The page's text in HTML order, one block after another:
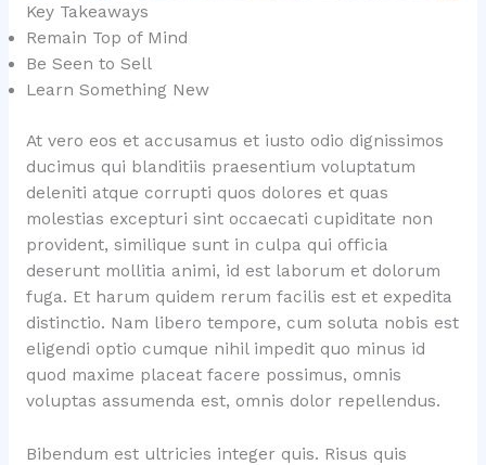
Key Takeaways
Remain Top of Mind
Be Seen to Sell
Learn Something New
At vero eos et accusamus et iusto odio dignissimos
ducimus qui blanditiis praesentium voluptatum
deleniti atque corrupti quos dolores et quas
molestias excepturi sint occaecati cupiditate non
provident, similique sunt in culpa qui officia
deserunt mollitia animi, id est laborum et dolorum
fuga. Et harum quidem rerum facilis est et expedita
distinctio. Nam libero tempore, cum soluta nobis est
eligendi optio cumque nihil impedit quo minus id
quod maxime placeat facere possimus, omnis
voluptas assumenda est, omnis dolor repellendus.
Bibendum est ultricies integer quis. Risus quis